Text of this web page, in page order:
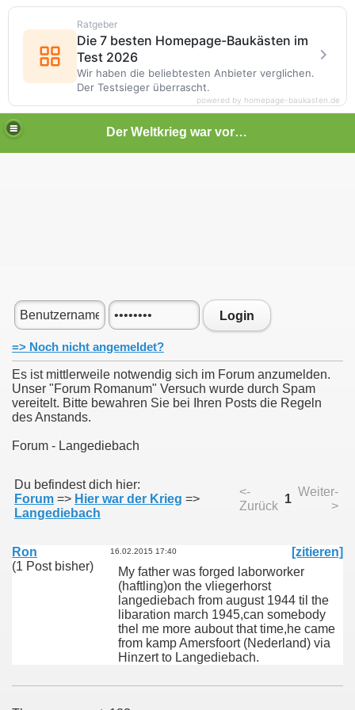
Der Weltkrieg war vor deiner Tür
Login
=> Noch nicht angemeldet?
Es ist mittlerweile notwendig sich im Forum anzumelden.
Unser "Forum Romanum" Versuch wurde durch Spam
vereitelt. Bitte bewahren Sie bei Ihren Posts die Regeln
des Anstands.
Forum - Langediebach
Du befindest dich hier:
Forum => Hier war der Krieg =>
Langediebach
<-
Zurück
1
Weiter-
>
Ron
(1 Post bisher)
16.02.2015 17:40
[zitieren]
My father was forged laborworker
(haftling)on the vliegerhorst
langediebach from august 1944 til the
libaration march 1945,can somebody
thel me more aubout that time,he came
from kamp Amersfoort (Nederland) via
Hinzert to Langediebach.
Ratgeber
Die 7 besten Homepage-Baukästen im
Test 2026
Wir haben die beliebtesten Anbieter verglichen.
Der Testsieger überrascht.
powered by homepage-baukasten.de